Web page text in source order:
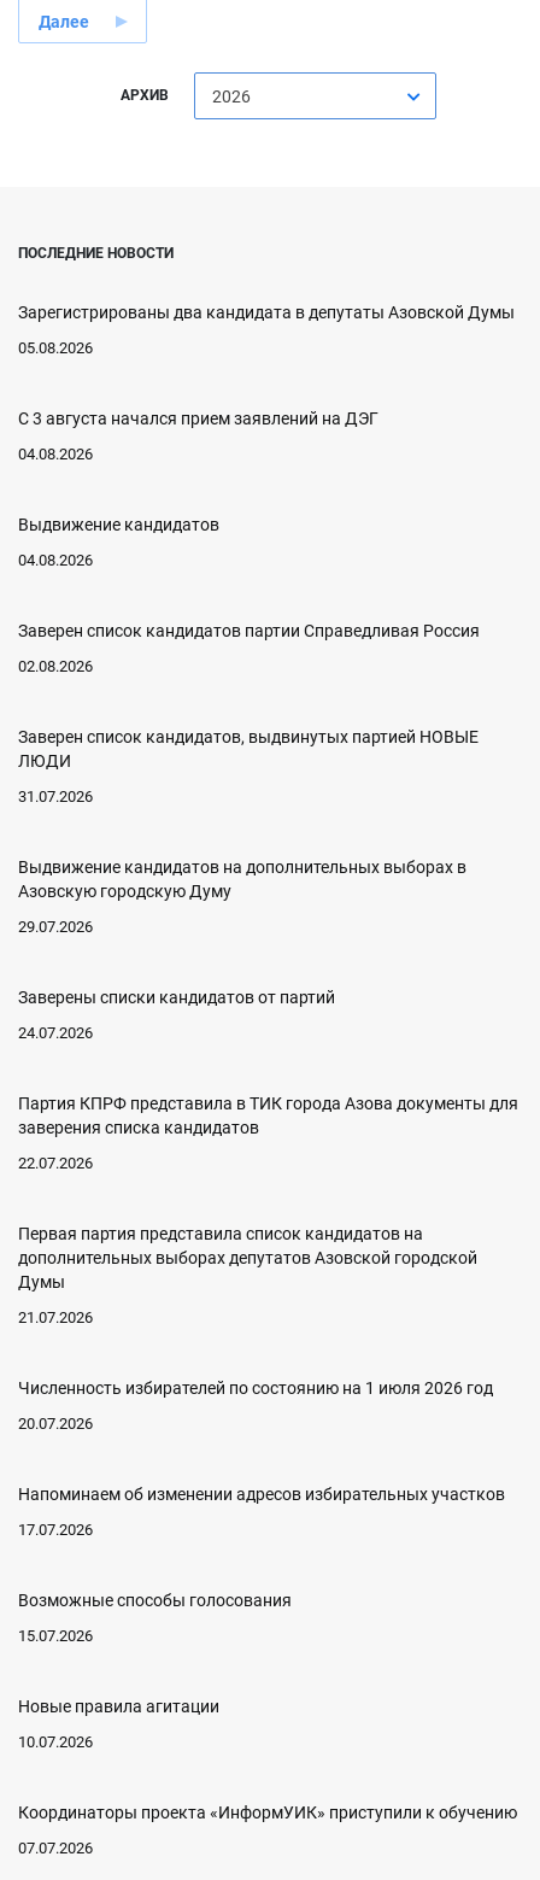
Далее
АРХИВ 2026
ПОСЛЕДНИЕ НОВОСТИ
Зарегистрированы два кандидата в депутаты Азовской Думы
05.08.2026
С 3 августа начался прием заявлений на ДЭГ
04.08.2026
Выдвижение кандидатов
04.08.2026
Заверен список кандидатов партии Справедливая Россия
02.08.2026
Заверен список кандидатов, выдвинутых партией НОВЫЕ
ЛЮДИ
31.07.2026
Выдвижение кандидатов на дополнительных выборах в
Азовскую городскую Думу
29.07.2026
Заверены списки кандидатов от партий
24.07.2026
Партия КПРФ представила в ТИК города Азова документы для
заверения списка кандидатов
22.07.2026
Первая партия представила список кандидатов на
дополнительных выборах депутатов Азовской городской
Думы
21.07.2026
Численность избирателей по состоянию на 1 июля 2026 год
20.07.2026
Напоминаем об изменении адресов избирательных участков
17.07.2026
Возможные способы голосования
15.07.2026
Новые правила агитации
10.07.2026
Координаторы проекта «ИнформУИК» приступили к обучению
07.07.2026